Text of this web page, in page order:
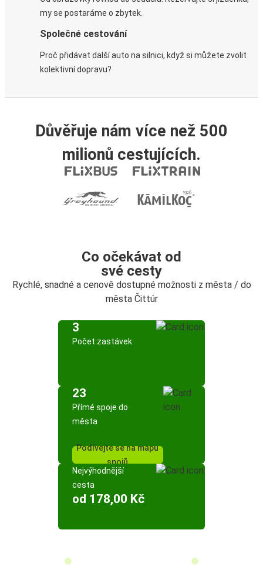
my se postaráme o zbytek.
Společné cestování
Proč přidávat další auto na silnici, když si můžete zvolit
kolektivní dopravu?
Důvěřuje nám více než 500
milionů cestujících.
Co očekávat od
své cesty
Rychlé, snadné a cenově dostupné možnosti z města / do
města Čittúr
3
Počet zastávek
23
Přímé spoje do
města
Podívejte se na mapu
spojů
Nejvýhodnější
cesta
od 178,00 Kč